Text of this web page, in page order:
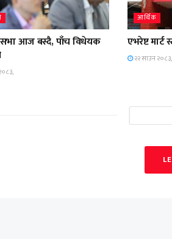
आज बस्दै, पाँच विधेयक
आर्थिक
एभरेष्ट
२२ साउन २०८३,